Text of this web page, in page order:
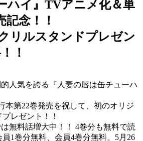
ハイ』TVアニメ化＆単
記念！！
リルスタンドプレゼン
！
人気を誇る『人妻の唇は缶チューハ
本第22巻発売を祝して、初のオリジ
レゼント！！
無料話増大中！！ 4巻分も無料で読
1巻分無料、会員4巻分無料。5月26